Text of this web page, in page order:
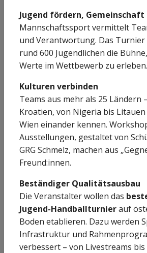
Jugend fördern,
Mannschaftssport vermittelt
und Verantwortung. Das
rund 600 Jugendlichen die
Werte im Wettbewerb zu erleben.
Kulturen verbinden
Teams aus mehr als 25 Ländern
Kroatien, von Nigeria bis
Wien einander kennen.
Ausstellungen, gestaltet von
GRG Schmelz, machen aus
Freund:innen.
Beständiger Qualitätsausbau
Die Veranstalter wollen das
Jugend-Handballturnierauf
Boden etablieren. Dazu werden
Infrastruktur und
verbessert – von Livestreams